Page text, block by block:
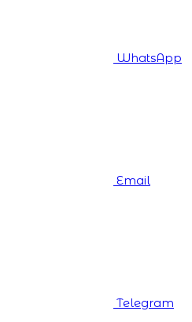
WhatsApp
Email
Telegram